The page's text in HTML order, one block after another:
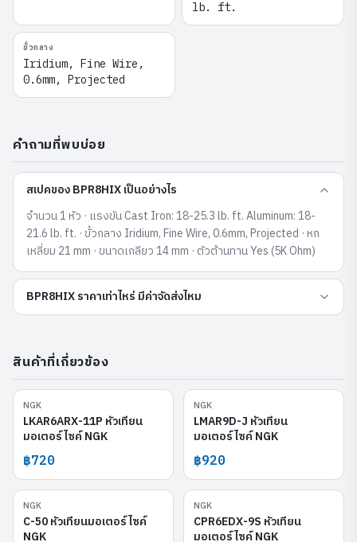
lb. ft.
ขั้วกลาง
Iridium, Fine Wire,
0.6mm, Projected
คำถามที่พบบ่อย
สเปคของ BPR8HIX เป็นอย่างไร
จำนวน 1 หัว · แรงขัน Cast Iron: 18-25.3 lb. ft. Aluminum: 18-
21.6 lb. ft. · ขั้วกลาง Iridium, Fine Wire, 0.6mm, Projected · หก
เหลี่ยม 21 mm · ขนาดเกลียว 14 mm · ตัวต้านทาน Yes (5K Ohm)
BPR8HIX ราคาเท่าไหร่ มีค่าจัดส่งไหม
สินค้าที่เกี่ยวข้อง
NGK
LKAR6ARX-11P หัวเทียน
มอเตอร์ไซค์ NGK
฿720
NGK
LMAR9D-J หัวเทียน
มอเตอร์ไซค์ NGK
฿920
NGK
C-50 หัวเทียนมอเตอร์ไซค์
NGK
NGK
CPR6EDX-9S หัวเทียน
มอเตอร์ไซค์ NGK